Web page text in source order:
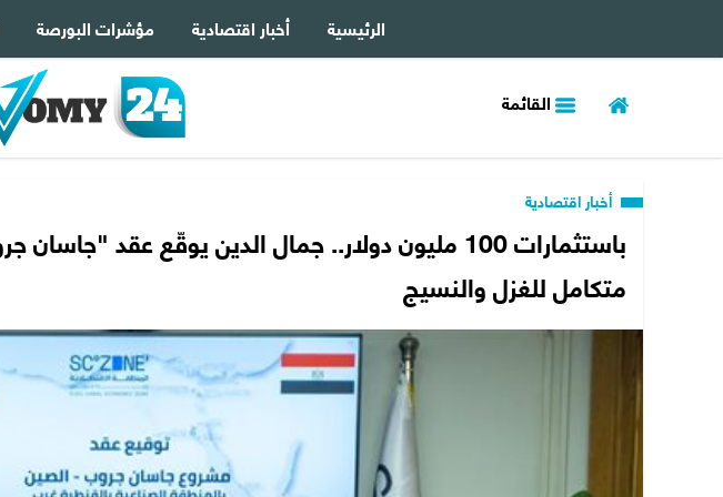
الرئيسية أخبار اقتصادية مؤشرات البورصة
القائمة
أخبار اقتصادية
باستثمارات 100 مليون دولار.. جمال الدين يوقّع عقد
متكامل للغزل والنسيج